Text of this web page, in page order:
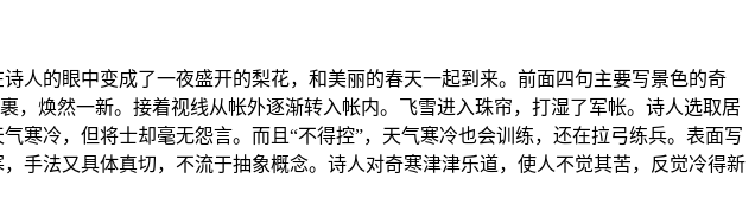
人的眼中变成了一夜盛开的梨花，和美丽的春天一起到来。前面四句主要写景色的奇
，焕然一新。接着视线从帐外逐渐转入帐内。飞雪进入珠帘，打湿了军帐。诗人选取居
冷，但将士却毫无怨言。而且“不得控”，天气寒冷也会训练，还在拉弓练兵。表面写
手法又具体真切，不流于抽象概念。诗人对奇寒津津乐道，使人不觉其苦，反觉冷得新